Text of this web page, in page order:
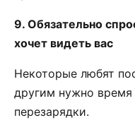
9. Обязательно
хочет видеть вас
Некоторые любят
другим нужно время
перезарядки.